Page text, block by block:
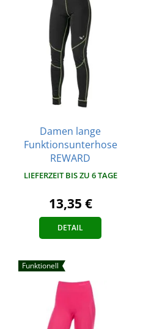
Damen lange
Funktionsunterhose
REWARD
LIEFERZEIT BIS ZU 6 TAGE
13,35 €
DETAIL
Funktionell